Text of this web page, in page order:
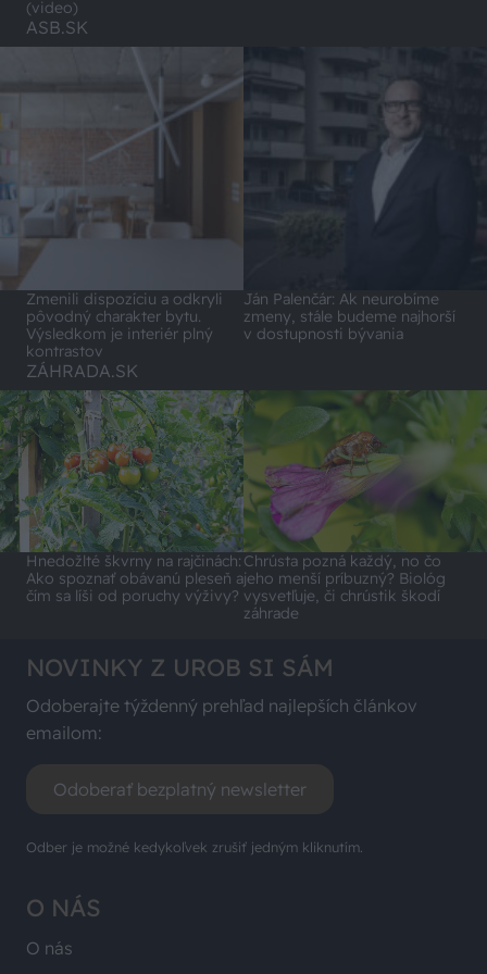
(video)
ASB.SK
Zmenili dispozíciu a odkryli
pôvodný charakter bytu.
Výsledkom je interiér plný
kontrastov
Ján Palenčár: Ak neurobíme
zmeny, stále budeme najhorší
v dostupnosti bývania
ZÁHRADA.SK
Hnedožlté škvrny na rajčinách:
Ako spoznať obávanú pleseň a
čím sa líši od poruchy výživy?
Chrústa pozná každý, no čo
jeho menší príbuzný? Biológ
vysvetľuje, či chrústik škodí
záhrade
O NÁS
O nás
NOVINKY Z UROB SI SÁM
Odoberajte týždenný prehľad najlepších článkov
emailom:
Odoberať bezplatný newsletter
Odber je možné kedykoľvek zrušiť jedným kliknutím.